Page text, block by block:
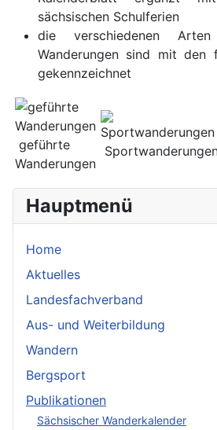
Hauptmenü
Home
Aktuelles
Landesfachverband
Aus- und Weiterbildung
Wandern
Bergsport
Publikationen
Sächsischer Wanderkalender
sächsischen Schulferien
die verschiedenen
Wanderungen sind mit den
gekennzeichnet
geführte
Wanderungen